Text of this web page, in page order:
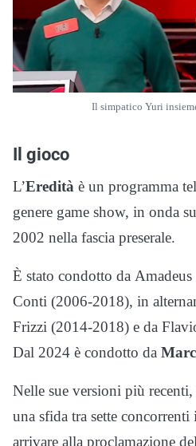
Il simpatico Yuri
Il gioco
L’Eredità è un programma
genere game show, in onda
2002 nella fascia preserale.
È stato condotto da
Conti (2006-2018), in
Frizzi (2014-2018) e da
Dal 2024 è condotto da
Nelle sue versioni più
una sfida tra sette
arrivare alla proclamazione